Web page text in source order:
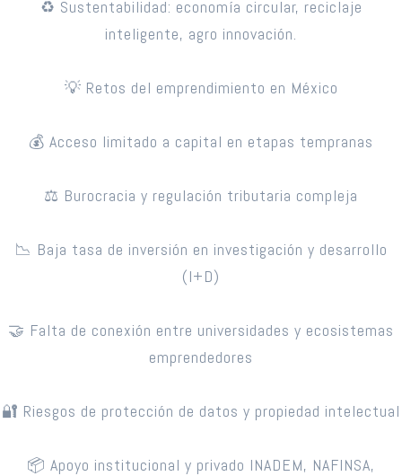
♻️ Sustentabilidad: economía circular, reciclaje
inteligente, agro innovación.
💡 Retos del emprendimiento en México
💰 Acceso limitado a capital en etapas tempranas
⚖️ Burocracia y regulación tributaria compleja
📉 Baja tasa de inversión en investigación y desarrollo
(I+D)
🤝 Falta de conexión entre universidades y ecosistemas
emprendedores
🔐 Riesgos de protección de datos y propiedad intelectual
📦 Apoyo institucional y privado INADEM, NAFINSA,